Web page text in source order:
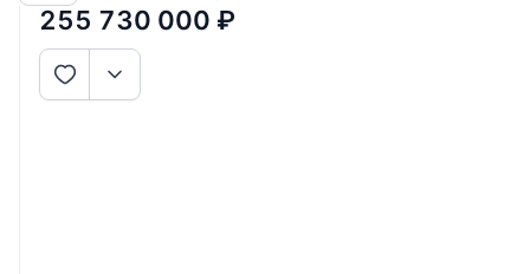
CHAIR,CARACOLE,CHELSEA HOUSE.В декоре
255 730 000 ₽